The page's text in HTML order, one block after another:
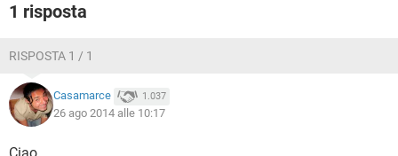
1 risposta
RISPOSTA 1 / 1
Casamarce 1.037
26 ago 2014 alle 10:17